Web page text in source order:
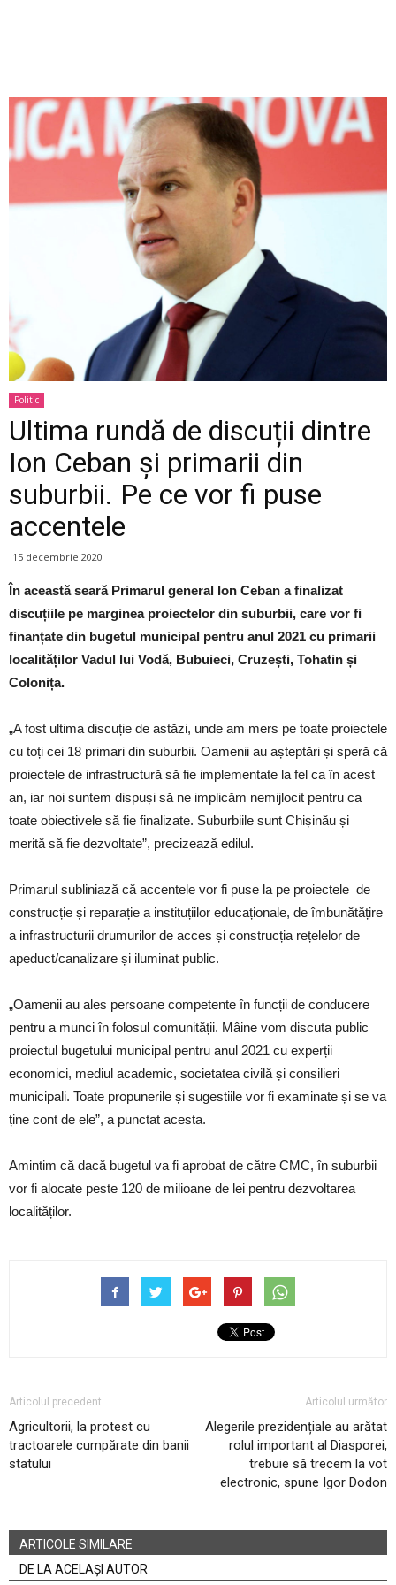
Politic
Ultima rundă de discuții dintre
Ion Ceban și primarii din
suburbii. Pe ce vor fi puse
accentele
15 decembrie 2020
În această seară Primarul general Ion Ceban a finalizat
discuțiile pe marginea proiectelor din suburbii, care vor fi
finanțate din bugetul municipal pentru anul 2021 cu primarii
localităților Vadul lui Vodă, Bubuieci, Cruzești, Tohatin și
Colonița.
„A fost ultima discuție de astăzi, unde am mers pe toate proiectele
cu toți cei 18 primari din suburbii. Oamenii au așteptări și speră că
proiectele de infrastructură să fie implementate la fel ca în acest
an, iar noi suntem dispuși să ne implicăm nemijlocit pentru ca
toate obiectivele să fie finalizate. Suburbiile sunt Chișinău și
merită să fie dezvoltate”, precizează edilul.
Primarul subliniază că accentele vor fi puse la pe proiectele de
construcție și reparație a instituțiilor educaționale, de îmbunătățire
a infrastructurii drumurilor de acces și construcția rețelelor de
apeduct/canalizare și iluminat public.
„Oamenii au ales persoane competente în funcții de conducere
pentru a munci în folosul comunității. Mâine vom discuta public
proiectul bugetului municipal pentru anul 2021 cu experții
economici, mediul academic, societatea civilă și consilieri
municipali. Toate propunerile și sugestiile vor fi examinate și se va
ține cont de ele”, a punctat acesta.
Amintim că dacă bugetul va fi aprobat de către CMC, în suburbii
vor fi alocate peste 120 de milioane de lei pentru dezvoltarea
localităților.
Articolul precedent
Agricultorii, la protest cu
tractoarele cumpărate din banii
statului
Articolul următor
Alegerile prezidențiale au arătat
rolul important al Diasporei,
trebuie să trecem la vot
electronic, spune Igor Dodon
ARTICOLE SIMILARE
DE LA ACELAȘI AUTOR